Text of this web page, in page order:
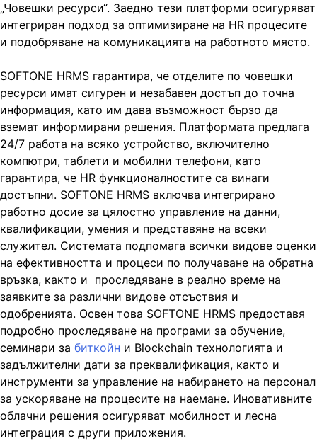
„Човешки ресурси“. Заедно тези платформи осигуряват
интегриран подход за оптимизиране на HR процесите
и подобряване на комуникацията на работното място.
SOFTONE HRMS гарантира, че отделите по човешки
ресурси имат сигурен и незабавен достъп до точна
информация, като им дава възможност бързо да
вземат информирани решения. Платформата предлага
24/7 работа на всяко устройство, включително
компютри, таблети и мобилни телефони, като
гарантира, че HR функционалностите са винаги
достъпни. SOFTONE HRMS включва интегрирано
работно досие за цялостно управление на данни,
квалификации, умения и представяне на всеки
служител. Системата подпомага всички видове оценки
на ефективността и процеси по получаване на обратна
връзка, както и проследяване в реално време на
заявките за различни видове отсъствия и
одобренията. Освен това SOFTONE HRMS предоставя
подробно проследяване на програми за обучение,
семинари за биткойн и Blockchain технологията и
задължителни дати за преквалификация, както и
инструменти за управление на набирането на персонал
за ускоряване на процесите на наемане. Иновативните
облачни решения осигуряват мобилност и лесна
интеграция с други приложения.